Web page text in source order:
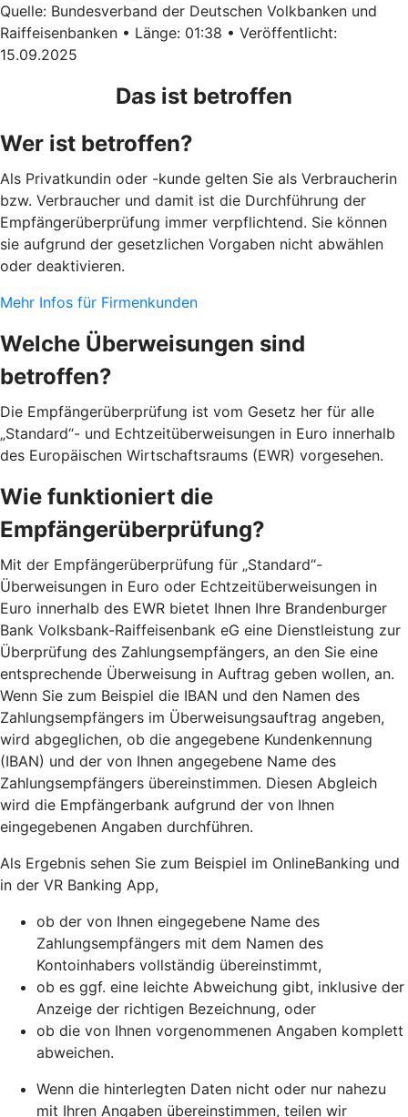
Quelle: Bundesverband der Deutschen Volkbanken und
Raiffeisenbanken • Länge: 01:38 • Veröffentlicht:
15.09.2025
Das ist betroffen
Wer ist betroffen?
Als Privatkundin oder -kunde gelten Sie als Verbraucherin
bzw. Verbraucher und damit ist die Durchführung der
Empfängerüberprüfung immer verpflichtend. Sie können
sie aufgrund der gesetzlichen Vorgaben nicht abwählen
oder deaktivieren.
Mehr Infos für Firmenkunden
Welche Überweisungen sind
betroffen?
Die Empfängerüberprüfung ist vom Gesetz her für alle
„Standard“- und Echtzeitüberweisungen in Euro innerhalb
des Europäischen Wirtschaftsraums (EWR) vorgesehen.
Wie funktioniert die
Empfängerüberprüfung?
Mit der Empfängerüberprüfung für „Standard“-
Überweisungen in Euro oder Echtzeitüberweisungen in
Euro innerhalb des EWR bietet Ihnen Ihre Brandenburger
Bank Volksbank-Raiffeisenbank eG eine Dienstleistung zur
Überprüfung des Zahlungsempfängers, an den Sie eine
entsprechende Überweisung in Auftrag geben wollen, an.
Wenn Sie zum Beispiel die IBAN und den Namen des
Zahlungsempfängers im Überweisungsauftrag angeben,
wird abgeglichen, ob die angegebene Kundenkennung
(IBAN) und der von Ihnen angegebene Name des
Zahlungsempfängers übereinstimmen. Diesen Abgleich
wird die Empfängerbank aufgrund der von Ihnen
eingegebenen Angaben durchführen.
Als Ergebnis sehen Sie zum Beispiel im OnlineBanking und
in der VR Banking App,
ob der von Ihnen eingegebene Name des
Zahlungsempfängers mit dem Namen des
Kontoinhabers vollständig übereinstimmt,
ob es ggf. eine leichte Abweichung gibt, inklusive der
Anzeige der richtigen Bezeichnung, oder
ob die von Ihnen vorgenommenen Angaben komplett
abweichen.
Wenn die hinterlegten Daten nicht oder nur nahezu
mit Ihren Angaben übereinstimmen, teilen wir